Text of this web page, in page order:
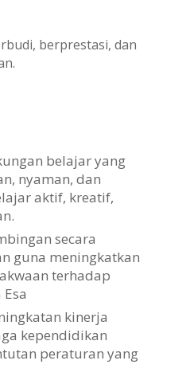
berprestasi, dan
belajar yang
nyaman, dan
aktif, kreatif,
secara
guna meningkatkan
terhadap
kinerja
kependidikan
peraturan yang